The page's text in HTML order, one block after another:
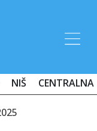
NIŠ CENTRALNA